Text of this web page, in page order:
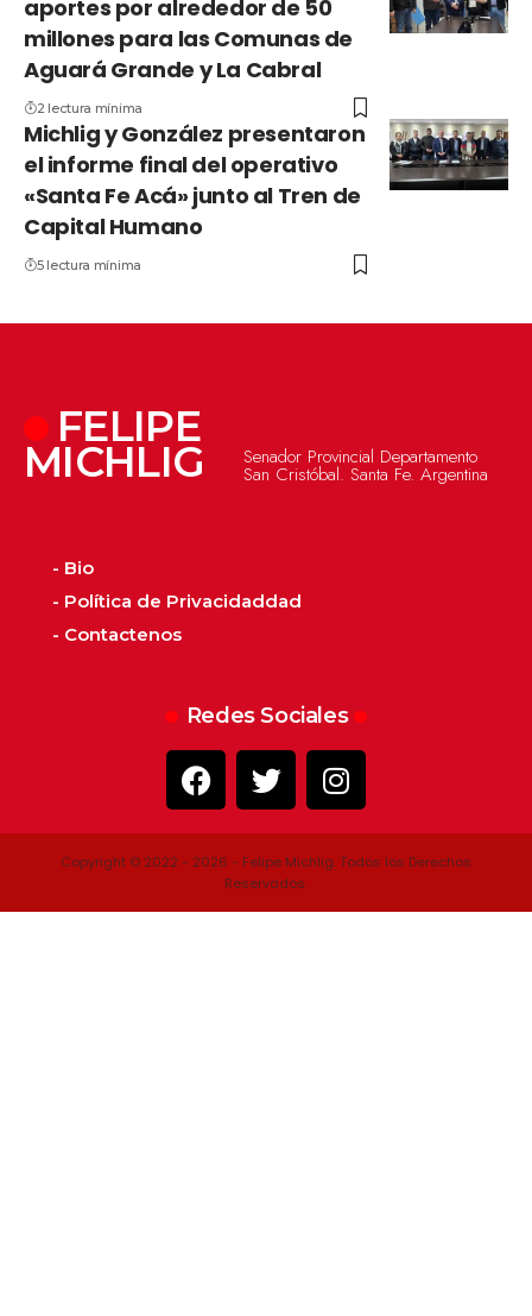
aportes por alrededor de 50
millones para las Comunas de
Aguará Grande y La Cabral
2 lectura mínima
Michlig y González presentaron
el informe final del operativo
«Santa Fe Acá» junto al Tren de
Capital Humano
5 lectura mínima
FELIPE
MICHLIG Senador Provincial Departamento
San Cristóbal. Santa Fe. Argentina
- Bio
- Política de Privacidaddad
- Contactenos
Redes Sociales
Copyright © 2022 - 2026 - Felipe Michlig. Todos los Derechos
Reservados.